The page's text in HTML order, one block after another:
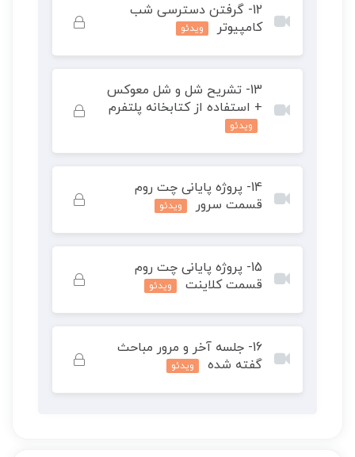
به محتوای دوره آن را خریداری کنید.
12- گرفتن دسترسی شب
کامپیوتر
ویدئو
به محتوای دوره آن را خریداری کنید.
13- تشریح شل و شل معوکس
+ استفاده از کتابخانه پلتفرم
ویدئو
به محتوای دوره آن را خریداری کنید.
14- پروژه پایانی چت روم
قسمت سرور
ویدئو
به محتوای دوره آن را خریداری کنید.
15- پروژه پایانی چت روم
قسمت کلاینت
ویدئو
به محتوای دوره آن را خریداری کنید.
16- جلسه آخر و مرور مباحث
گفته شده
ویدئو